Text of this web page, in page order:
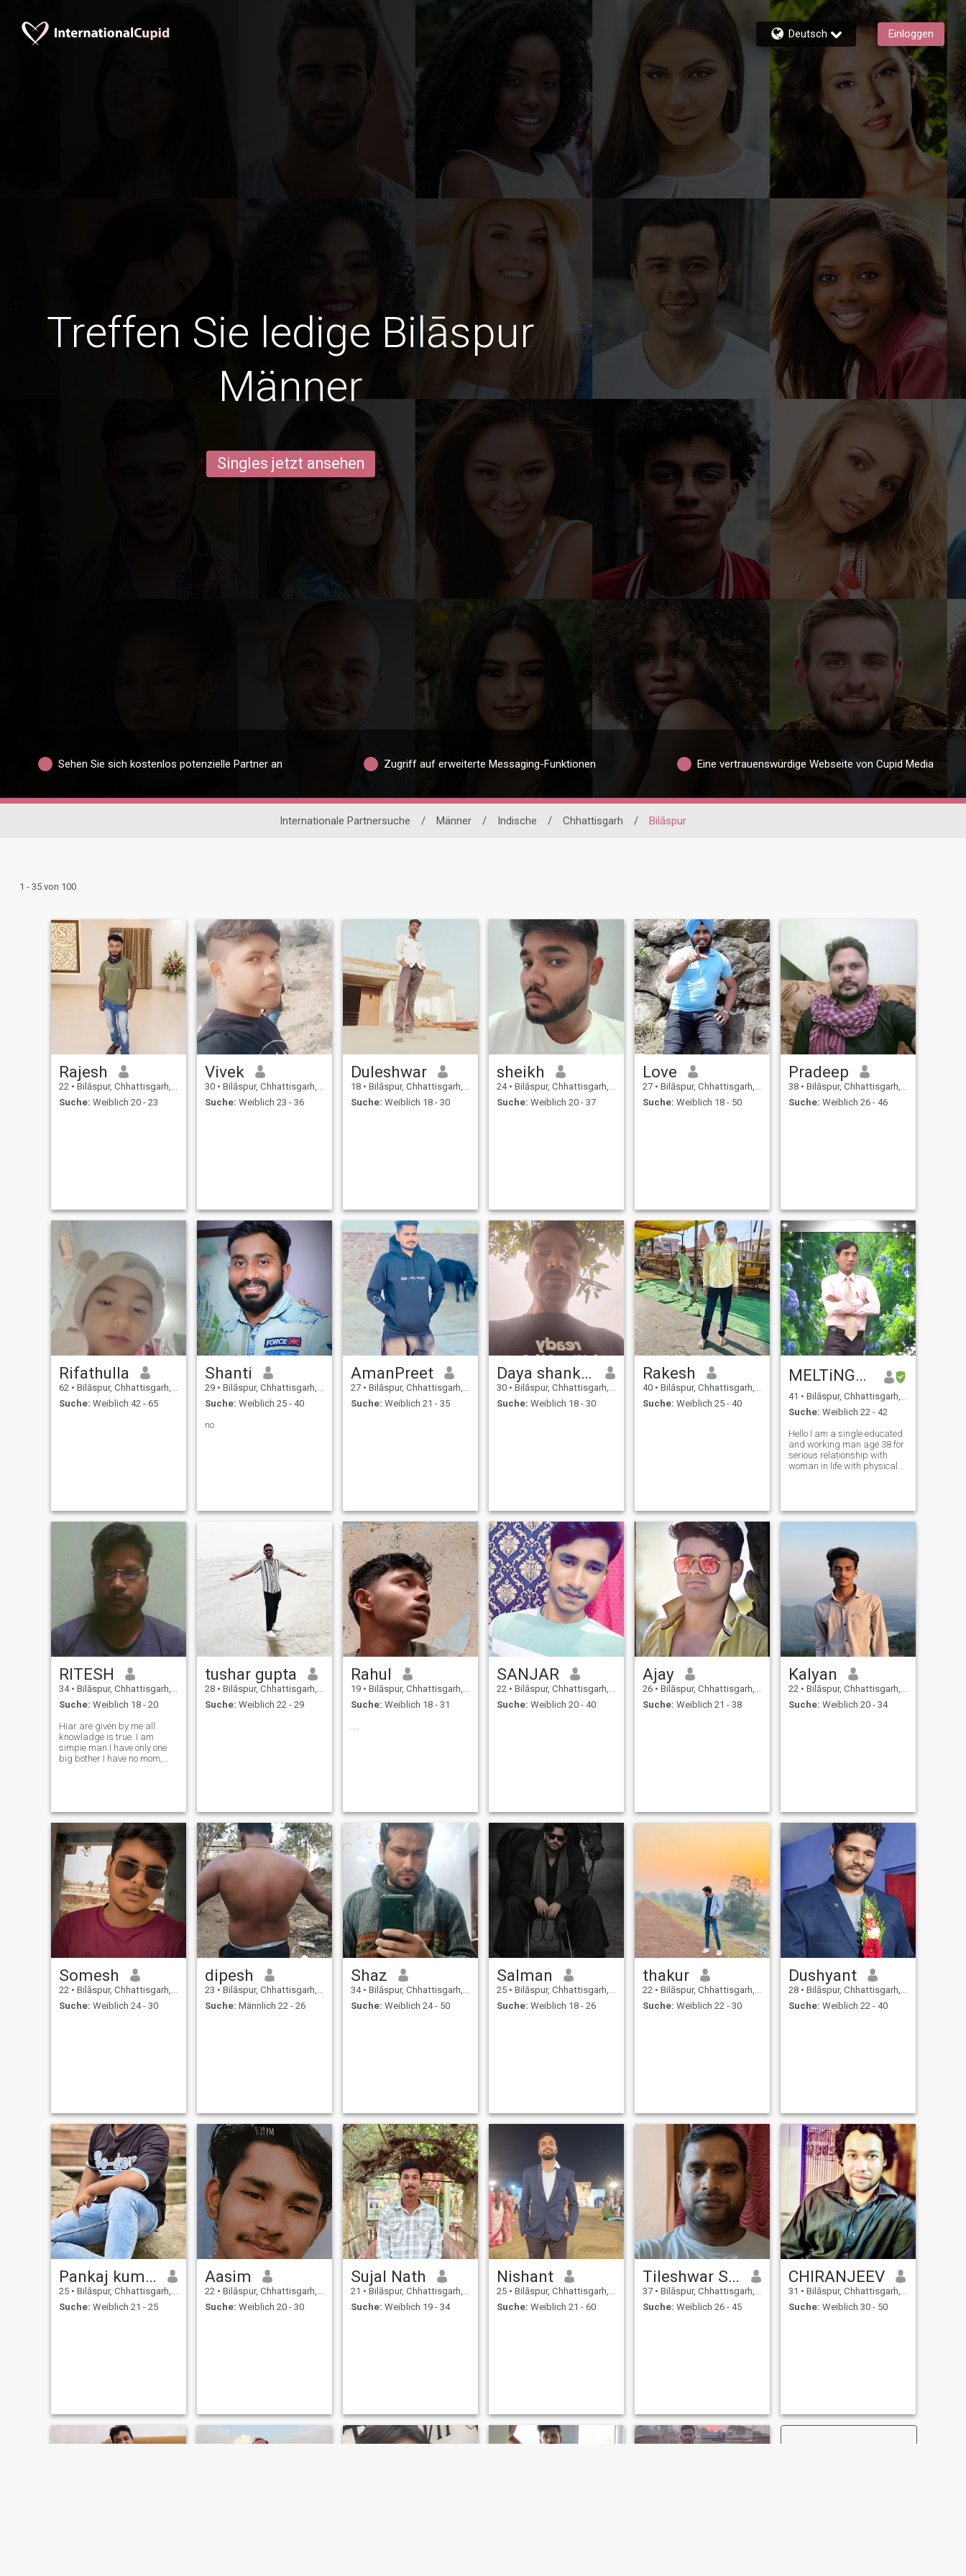
Deutsch Einloggen
Treffen Sie ledige Bilāspur
Männer
Singles jetzt ansehen
Sehen Sie sich kostenlos potenzielle Partner an Zugriff auf erweiterte Messaging-Funktionen Eine vertrauenswürdige Webseite von Cupid Media
Internationale Partnersuche / Männer / Indische / Chhattisgarh / Bilāspur
1 - 35 von 100
Rajesh
22 • Bilāspur, Chhattisgarh, Indien
Suche: Weiblich 20 - 23
Vivek
30 • Bilāspur, Chhattisgarh, Indien
Suche: Weiblich 23 - 36
Duleshwar
18 • Bilāspur, Chhattisgarh, Indien
Suche: Weiblich 18 - 30
sheikh
24 • Bilāspur, Chhattisgarh, Indien
Suche: Weiblich 20 - 37
Love
27 • Bilāspur, Chhattisgarh, Indien
Suche: Weiblich 18 - 50
Pradeep
38 • Bilāspur, Chhattisgarh, Indien
Suche: Weiblich 26 - 46
Rifathulla
62 • Bilāspur, Chhattisgarh, Indien
Suche: Weiblich 42 - 65
Shanti
29 • Bilāspur, Chhattisgarh, Indien
Suche: Weiblich 25 - 40
no
AmanPreet
27 • Bilāspur, Chhattisgarh, Indien
Suche: Weiblich 21 - 35
Daya shankar
30 • Bilāspur, Chhattisgarh, Indien
Suche: Weiblich 18 - 30
Rakesh
40 • Bilāspur, Chhattisgarh, Indien
Suche: Weiblich 25 - 40
MELTiNG💞❤️
41 • Bilāspur, Chhattisgarh, Indien
Suche: Weiblich 22 - 42
Hello I am a single educated
and working man age 38 for
serious relationship with
woman in life with physical
RITESH
34 • Bilāspur, Chhattisgarh, Indien
Suche: Weiblich 18 - 20
Hiar are given by me all
knowladge is true. I am
simpie man.I have only one
big bother I have no mom,
tushar gupta
28 • Bilāspur, Chhattisgarh, Indien
Suche: Weiblich 22 - 29
Rahul
19 • Bilāspur, Chhattisgarh, Indien
Suche: Weiblich 18 - 31
....
SANJAR
22 • Bilāspur, Chhattisgarh, Indien
Suche: Weiblich 20 - 40
Ajay
26 • Bilāspur, Chhattisgarh, Indien
Suche: Weiblich 21 - 38
Kalyan
22 • Bilāspur, Chhattisgarh, Indien
Suche: Weiblich 20 - 34
Somesh
22 • Bilāspur, Chhattisgarh, Indien
Suche: Weiblich 24 - 30
dipesh
23 • Bilāspur, Chhattisgarh, Indien
Suche: Männlich 22 - 26
Shaz
34 • Bilāspur, Chhattisgarh, Indien
Suche: Weiblich 24 - 50
Salman
25 • Bilāspur, Chhattisgarh, Indien
Suche: Weiblich 18 - 26
thakur
22 • Bilāspur, Chhattisgarh, Indien
Suche: Weiblich 22 - 30
Dushyant
28 • Bilāspur, Chhattisgarh, Indien
Suche: Weiblich 22 - 40
Pankaj kumar
25 • Bilāspur, Chhattisgarh, Indien
Suche: Weiblich 21 - 25
Aasim
22 • Bilāspur, Chhattisgarh, Indien
Suche: Weiblich 20 - 30
Sujal Nath
21 • Bilāspur, Chhattisgarh, Indien
Suche: Weiblich 19 - 34
Nishant
25 • Bilāspur, Chhattisgarh, Indien
Suche: Weiblich 21 - 60
Tileshwar Singh
37 • Bilāspur, Chhattisgarh, Indien
Suche: Weiblich 26 - 45
CHIRANJEEV
31 • Bilāspur, Chhattisgarh, Indien
Suche: Weiblich 30 - 50